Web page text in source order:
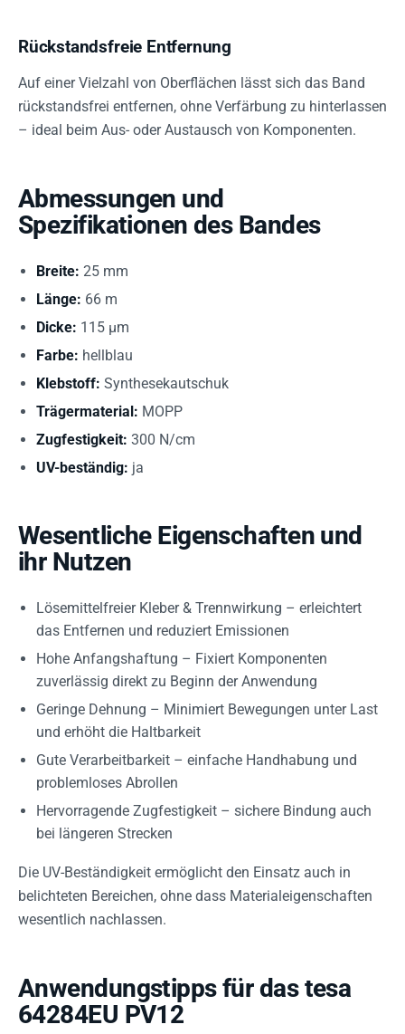
Rückstandsfreie Entfernung
Auf einer Vielzahl von Oberflächen lässt sich das Band
rückstandsfrei entfernen, ohne Verfärbung zu hinterlassen
– ideal beim Aus- oder Austausch von Komponenten.
Abmessungen und
Spezifikationen des Bandes
Breite: 25 mm
Länge: 66 m
Dicke: 115 µm
Farbe: hellblau
Klebstoff: Synthesekautschuk
Trägermaterial: MOPP
Zugfestigkeit: 300 N/cm
UV-beständig: ja
Wesentliche Eigenschaften und
ihr Nutzen
Lösemittelfreier Kleber & Trennwirkung – erleichtert
das Entfernen und reduziert Emissionen
Hohe Anfangshaftung – Fixiert Komponenten
zuverlässig direkt zu Beginn der Anwendung
Geringe Dehnung – Minimiert Bewegungen unter Last
und erhöht die Haltbarkeit
Gute Verarbeitbarkeit – einfache Handhabung und
problemloses Abrollen
Hervorragende Zugfestigkeit – sichere Bindung auch
bei längeren Strecken
Die UV-Beständigkeit ermöglicht den Einsatz auch in
belichteten Bereichen, ohne dass Materialeigenschaften
wesentlich nachlassen.
Anwendungstipps für das tesa
64284EU PV12